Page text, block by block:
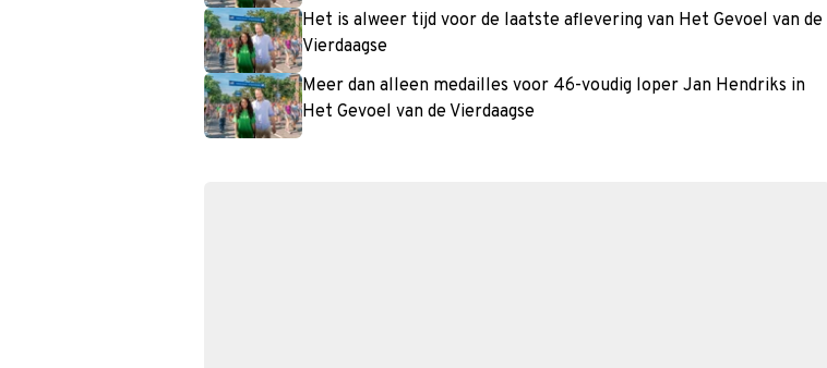
Het is alweer tijd voor de laatste aflevering van Het Gevoel van de
Vierdaagse
Meer dan alleen medailles voor 46-voudig loper Jan Hendriks in
Het Gevoel van de Vierdaagse